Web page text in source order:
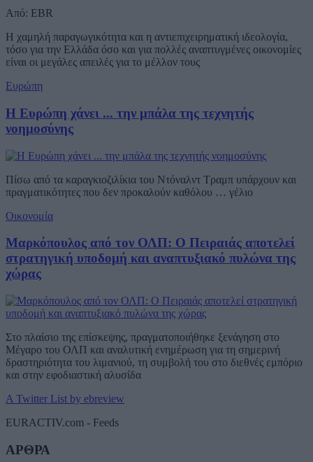
Από: EBR
Η χαμηλή παραγωγικότητα και η αντιεπιχειρηματική ιδεολογία,
τόσο για την Ελλάδα όσο και για πολλές αναπτυγμένες οικονομίες
είναι οι μεγάλες απειλές για το μέλλον τους
Ευρώπη
Η Ευρώπη χάνει ... την μπάλα της τεχνητής
νοημοσύνης
Πίσω από τα καραγκιοζιλίκια του Ντόναλντ Τραμπ υπάρχουν και
πραγματικότητες που δεν προκαλούν καθόλου … γέλιο
Οικονομία
Μαρκόπουλος από τον ΟΛΠ: Ο Πειραιάς αποτελεί
στρατηγική υποδομή και αναπτυξιακό πυλώνα της
χώρας
Στο πλαίσιο της επίσκεψης, πραγματοποιήθηκε ξενάγηση στο
Μέγαρο του ΟΛΠ και αναλυτική ενημέρωση για τη σημερινή
δραστηριότητα του λιμανιού, τη συμβολή του στο διεθνές εμπόριο
και στην εφοδιαστική αλυσίδα
A Twitter List by ebreview
EURACTIV.com - Feeds
ΑΡΘΡΑ